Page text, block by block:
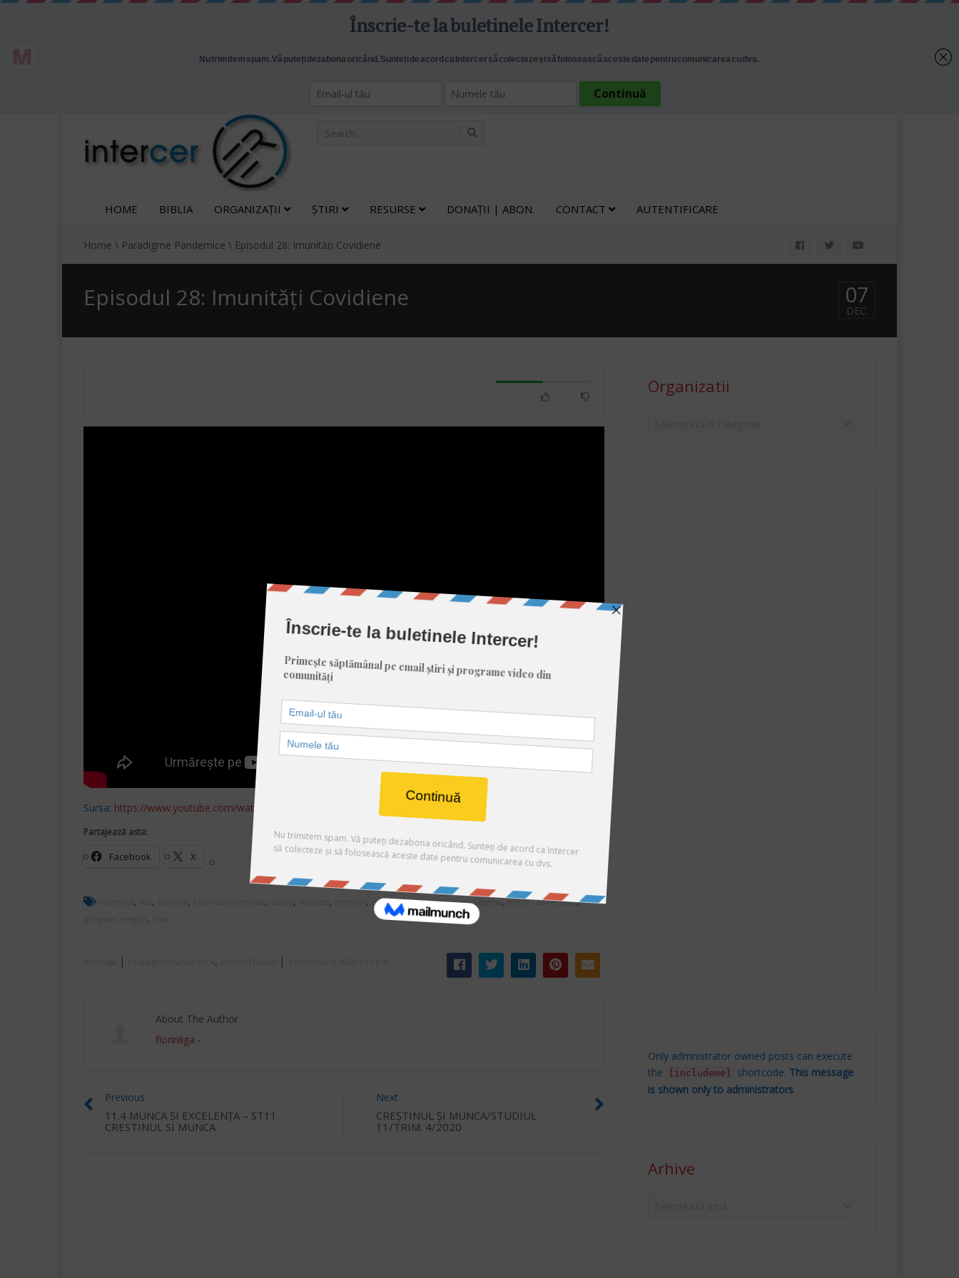
HOME BIBLIA ORGANIZAȚII ȘTIRI RESURSE DONAȚII | ABON. CONTACT AUTENTIFICARE
Home \ Paradigme Pandemice \ Episodul 28: Imunități Covidiene
Episodul 28: Imunități Covidiene 07
DEC.
Sursa: https://www.youtube.com/watch?v=h-UP5qUgi8E
Partajează asta:
Facebook X
, , , , , , , pandemic,pandemie,paradigma ,predici adventiste,
,
| , |
About The Author
florinliga -
Previous
11.4 MUNCA ȘI EXCELENȚA – ST11
CRESTINUL SI MUNCA
Next
CREȘTINUL ȘI MUNCA/STUDIUL
11/TRIM. 4/2020
Organizatii
Only admnistrator owned posts can execute
the
[includeme] shortcode. This message
is shown only to administrators.
Arhive